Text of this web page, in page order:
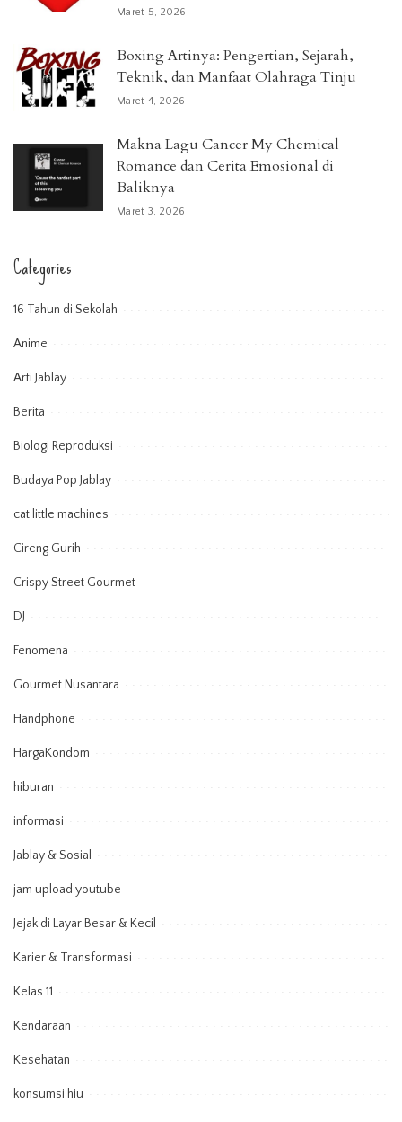
Maret 5, 2026
Boxing Artinya: Pengertian, Sejarah,
Teknik, dan Manfaat Olahraga Tinju
Maret 4, 2026
Makna Lagu Cancer My Chemical
Romance dan Cerita Emosional di
Baliknya
Maret 3, 2026
Categories
16 Tahun di Sekolah
Anime
Arti Jablay
Berita
Biologi Reproduksi
Budaya Pop Jablay
cat little machines
Cireng Gurih
Crispy Street Gourmet
DJ
Fenomena
Gourmet Nusantara
Handphone
HargaKondom
hiburan
informasi
Jablay & Sosial
jam upload youtube
Jejak di Layar Besar & Kecil
Karier & Transformasi
Kelas 11
Kendaraan
Kesehatan
konsumsi hiu